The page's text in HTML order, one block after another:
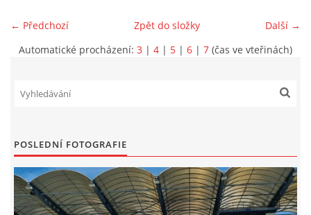
STARŠÍ PŘÍPRAVKA R 2012 + 2013
ARCHÍV
DOTACE
← Předchozí Další →
Zpět do složky
Automatické procházení: 3 | 4 | 5 | 6 | 7 (čas ve vteřinách)
POSLEDNÍ FOTOGRAFIE